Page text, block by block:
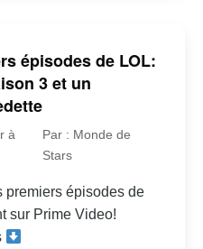
épisodes de LOL:
3 et un
à
Par : Monde de
Stars
premiers épisodes de
sur Prime Video!